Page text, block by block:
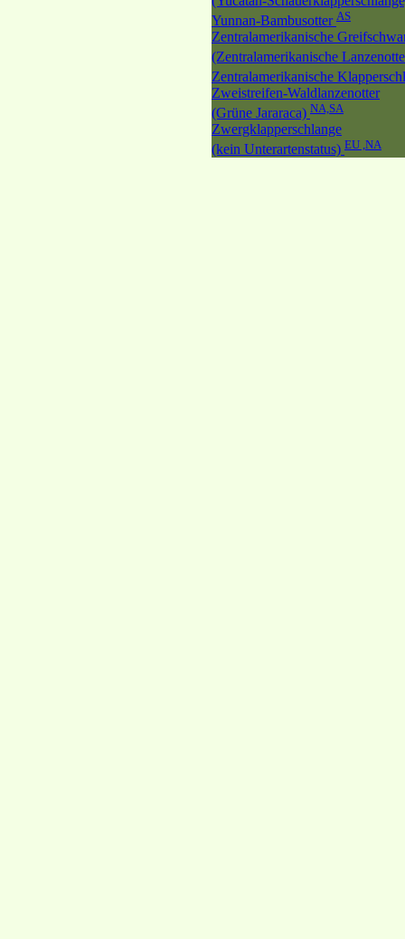
Yunnan-Bambusotter AS
Zentralamerikanische
(Zentralamerikanische
Zentralamerikanische
Zweistreifen-Waldlanzenotter
(Grüne Jararaca) NA,SA
Zwergklapperschlange
(kein Unterartenstatus) EU ,NA